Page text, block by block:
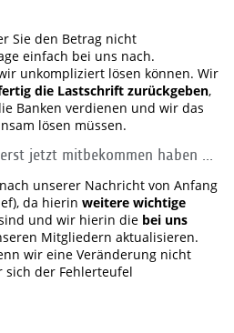
Sie den Betrag nicht
einfach bei uns nach.
unkompliziert lösen können. Wir
die Lastschrift zurückgeben,
Banken verdienen und wir das
lösen müssen.
jetzt mitbekommen haben ...
unserer Nachricht von Anfang
da hierin weitere wichtige
und wir hierin die bei uns
Mitgliedern aktualisieren.
wir eine Veränderung nicht
sich der Fehlerteufel